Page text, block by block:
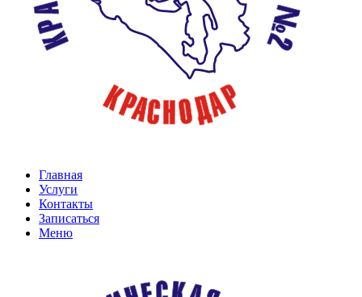
Главная
Услуги
Контакты
Записаться
Меню